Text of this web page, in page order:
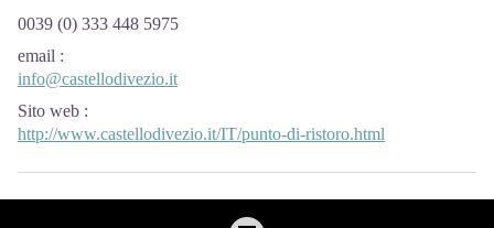
0039 (0) 333 448 5975
email :
info@castellodivezio.it
Sito web :
http://www.castellodivezio.it/IT/punto-di-ristoro.html